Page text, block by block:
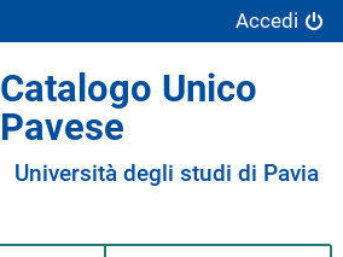
Accedi
Catalogo Unico
Pavese
Università degli studi di Pavia